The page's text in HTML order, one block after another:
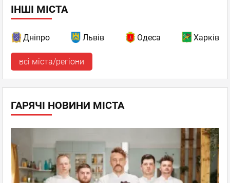
ІНШІ МІСТА
Дніпро Львів Одеса Харків
всі міста/регіони
ГАРЯЧІ НОВИНИ МІСТА